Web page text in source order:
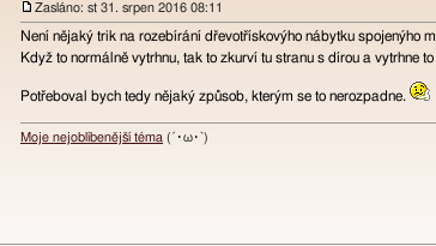
Zasláno: st 31. srpen 2016 08:11
Není nějaký trik na rozebírání dřevotřískovýho nábytku spojenýho
Když to normálně vytrhnu, tak to zkurví tu stranu s dírou a vytrhne
Potřeboval bych tedy nějaký způsob, kterým se to nerozpadne.
Moje nejoblíbenější téma (´･ω･`)